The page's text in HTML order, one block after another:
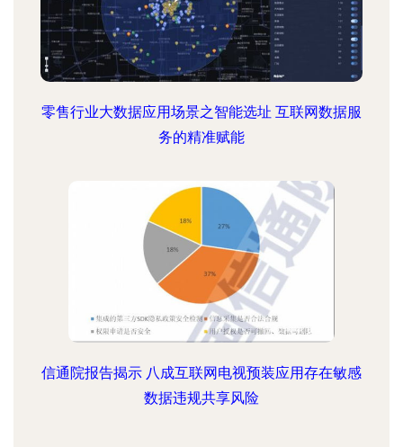
零售行业大数据应用场景之智能选址 互联网数据服
务的精准赋能
信通院报告揭示 八成互联网电视预装应用存在敏感
数据违规共享风险